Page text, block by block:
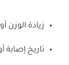
زيادة الوزن
تاريخ